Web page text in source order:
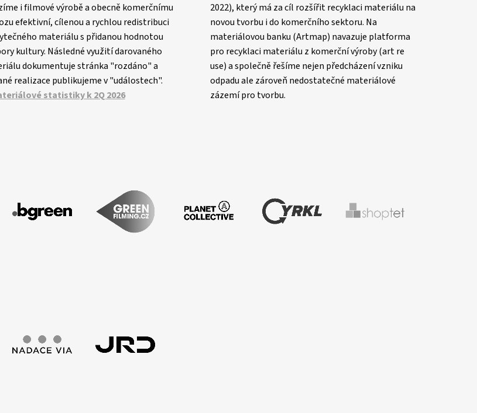
i filmové výrobě a obecně komerčnímu
efektivní, cílenou a rychlou redistribuci
materiálu s přidanou hodnotou
kultury. Následné využití darovaného
dokumentuje stránka "rozdáno" a
realizace publikujeme v "událostech".
statistiky k 2Q 2026
2022), který má za cíl rozšířit recyklaci materiálu na
novou tvorbu i do komerčního sektoru. Na
materiálovou banku (Artmap) navazuje platforma
pro recyklaci materiálu z komerční výroby (art re
use) a společně řešíme nejen předcházení vzniku
odpadu ale zároveň nedostatečné materiálové
zázemí pro tvorbu.